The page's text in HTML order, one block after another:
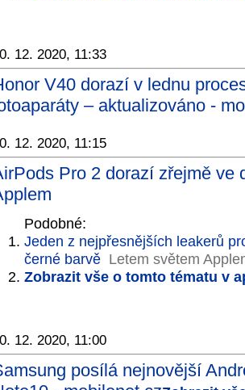
12. 2020, 11:33
V40 dorazí v lednu
– aktualizováno -
12. 2020, 11:15
Pro 2 dorazí zřejmě ve
Podobné:
Jeden z nejpřesnějších leakerů
černé barvě Letem světem
Zobrazit vše o tomto tématu v
12. 2020, 11:00
posílá nejnovější